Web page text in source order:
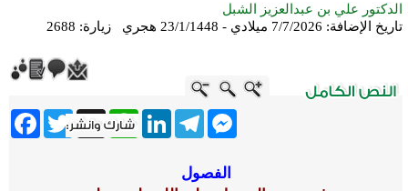
الدكتور علي بن عبدالعزيز الشبل
تاريخ الإضافة: 7/7/2026 ميلادي - 23/1/1448 هجري زيارة: 2688
Twitter X
WhatsApp
LinkedInTelegram
Messenger
الفصول